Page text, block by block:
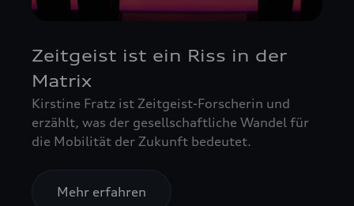
Zeitgeist ist ein Riss in der
Matrix
Kirstine Fratz ist Zeitgeist-Forscherin und
erzählt, was der gesellschaftliche Wandel für
die Mobilität der Zukunft bedeutet.
Mehr erfahren